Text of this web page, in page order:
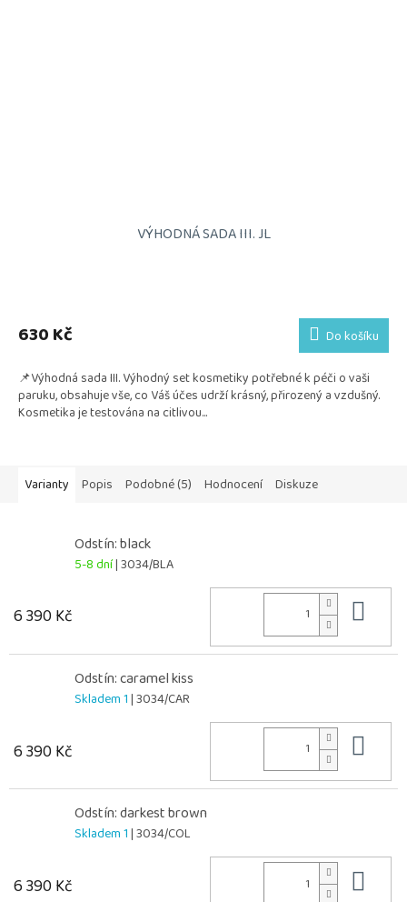
VÝHODNÁ SADA III. JL
produktu
je
z
5
hvězdiček.
630 Kč Do košíku
📌Výhodná sada III. Výhodný set kosmetiky potřebné k péči o vaši
paruku, obsahuje vše, co Váš účes udrží krásný, přirozený a vzdušný.
Kosmetika je testována na citlivou...
Varianty Popis Podobné (5) Hodnocení Diskuze
Odstín: black
5-8 dní| 3034/BLA
6 390 Kč
Odstín: caramel kiss
Skladem 1| 3034/CAR
6 390 Kč
Odstín: darkest brown
Skladem 1| 3034/COL
6 390 Kč